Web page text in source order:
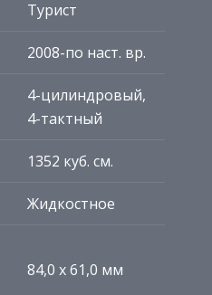
Турист
2008-по наст. вр.
4-цилиндровый,
4-тактный
1352 куб. см.
Жидкостное
84,0 x 61,0 мм